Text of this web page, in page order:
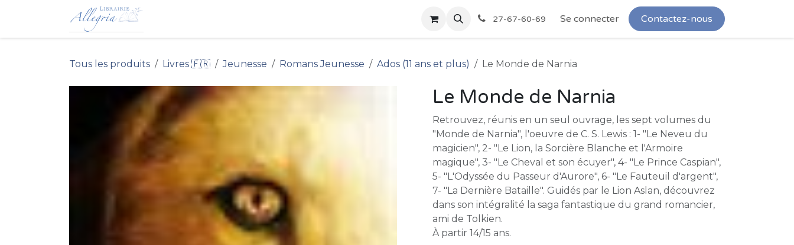
Se rendre au contenu
27-67-60-69 Se connecter Contactez-nous
Tous les produits Livres 🇫🇷 Jeunesse Romans Jeunesse Ados (11 ans et plus) Le Monde de Narnia
Le Monde de Narnia
Retrouvez, réunis en un seul ouvrage, les sept volumes du
"Monde de Narnia", l'oeuvre de C. S. Lewis : 1- "Le Neveu du
magicien", 2- "Le Lion, la Sorcière Blanche et l'Armoire
magique", 3- "Le Cheval et son écuyer", 4- "Le Prince Caspian",
5- "L'Odyssée du Passeur d'Aurore", 6- "Le Fauteuil d'argent",
7- "La Dernière Bataille". Guidés par le Lion Aslan, découvrez
dans son intégralité la saga fantastique du grand romancier,
ami de Tolkien.
À partir 14/15 ans.